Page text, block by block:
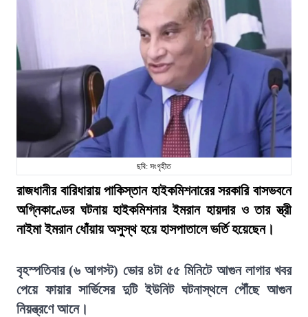
ছবি: সংগৃহীত
রাজধানীর বারিধারায় পাকিস্তান হাইকমিশনারের সরকারি বাসভবনে
অগ্নিকাণ্ডের ঘটনায় হাইকমিশনার ইমরান হায়দার ও তার স্ত্রী
নাইমা ইমরান ধোঁয়ায় অসুস্থ হয়ে হাসপাতালে ভর্তি হয়েছেন।
বৃহস্পতিবার (৬ আগস্ট) ভোর ৪টা ৫৫ মিনিটে আগুন লাগার খবর
পেয়ে ফায়ার সার্ভিসের দুটি ইউনিট ঘটনাস্থলে পৌঁছে আগুন
নিয়ন্ত্রণে আনে।